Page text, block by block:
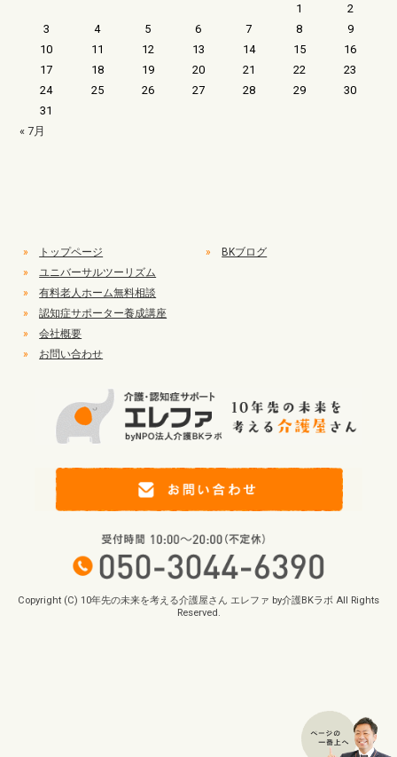
1
2
3
4 5 6 7 8
9
10
11 12 13 14 15
16
17
18 19 20 21 22
23
24
25 26 27 28 29
30
31
« 7月
»
トップページ
»
ユニバーサルツーリズム
»
有料老人ホーム無料相談
»
認知症サポーター養成講座
»
会社概要
»
お問い合わせ
» BKブログ
Copyright (C) 10年先の未来を考える介護屋さん エレファ by介護BKラボ All Rights
Reserved.